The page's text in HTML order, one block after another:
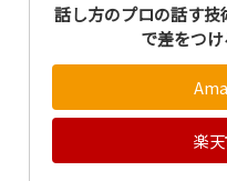
話し方のプロの話す技
で差をつ
楽